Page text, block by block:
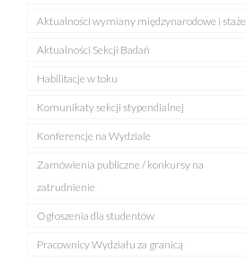
Aktualności wymiany międzynarodowe i staże
Aktualności Sekcji Badań
Habilitacje w toku
Komunikaty sekcji stypendialnej
Konferencje na Wydziale
Zamówienia publiczne / konkursy na
zatrudnienie
Ogłoszenia dla studentów
Pracownicy Wydziału za granicą